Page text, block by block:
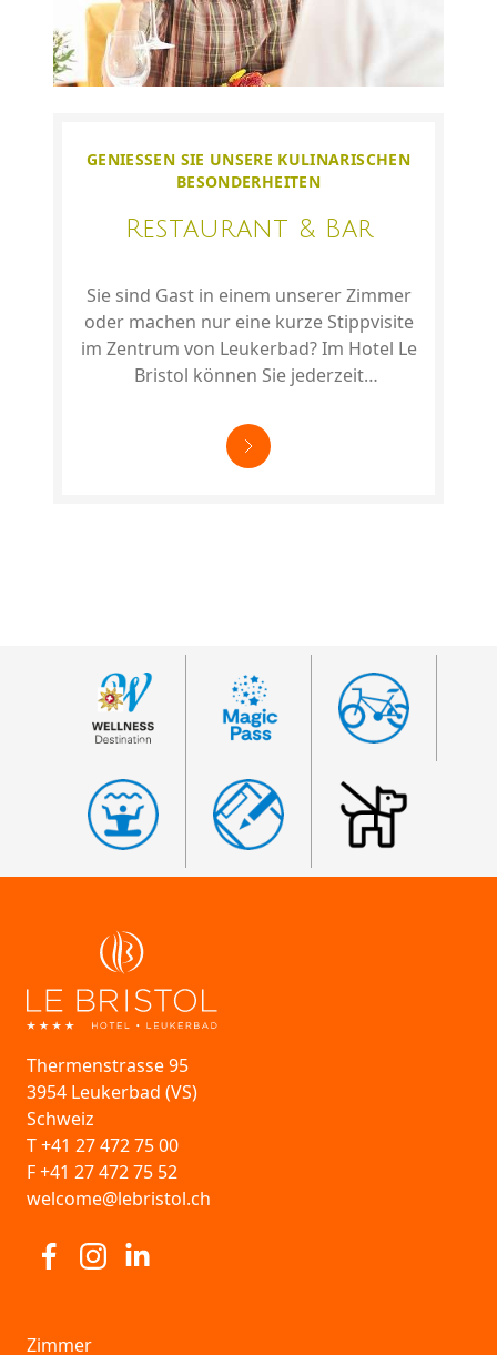
GENIESSEN SIE UNSERE KULINARISCHEN
BESONDERHEITEN
Restaurant & Bar
Sie sind Gast in einem unserer Zimmer
oder machen nur eine kurze Stippvisite
im Zentrum von Leukerbad? Im Hotel Le
Bristol können Sie jederzeit
Thermenstrasse 95
3954 Leukerbad (VS)
Schweiz
T +41 27 472 75 00
F +41 27 472 75 52
welcome@lebristol.ch
Besuchen Sie uns auf Facebook
Besuchen Sie uns auf Instagram
Visit us at Linkedin
Zimmer